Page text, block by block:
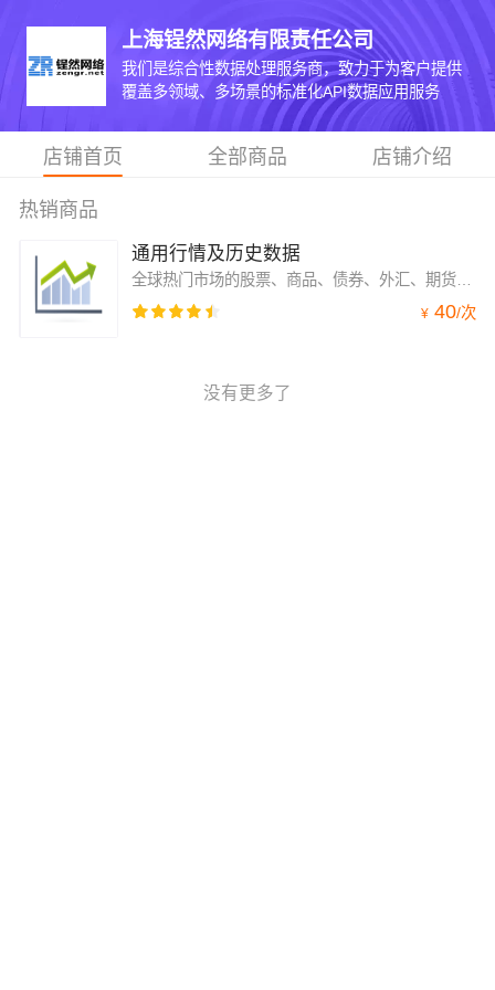
上海锃然网络有限责任公司
我们是综合性数据处理服务商，致力于为客户提供
覆盖多领域、多场景的标准化API数据应用服务
店铺首页 全部商品 店铺介绍
热销商品
通用行情及历史数据
全球热门市场的股票、商品、债券、外汇、期货、期权、基金、现货、股指、贵金属黄金等的价格行情、历史k线数据、Api接口及数据处理。(数据适用开发者数据分析、策略测试。不得用于交易或其他违规用途)
¥ 40/次
没有更多了